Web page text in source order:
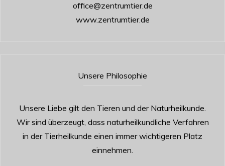
office@zentrumtier.de
www.zentrumtier.de
Unsere Philosophie
Unsere Liebe gilt den Tieren und der Naturheilkunde.
Wir sind überzeugt, dass naturheilkundliche Verfahren
in der Tierheilkunde einen immer wichtigeren Platz
einnehmen.